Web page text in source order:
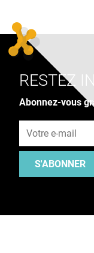
RESTEZ
Abonnez-vous
S'ABONNER